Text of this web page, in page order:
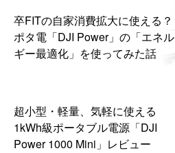
卒FITの自家消費拡大に使える？
ポタ電「DJI Power」の「エネル
ギー最適化」を使ってみた話
超小型・軽量、気軽に使える
1kWh級ポータブル電源「DJI
Power 1000 Mini」レビュー